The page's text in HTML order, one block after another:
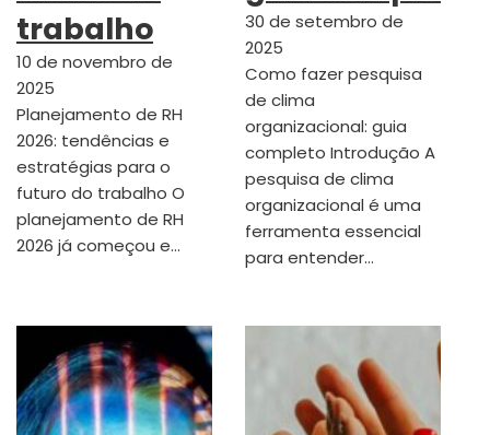
trabalho
10 de novembro de
2025
Planejamento de RH
2026: tendências e
estratégias para o
futuro do trabalho O
planejamento de RH
2026 já começou e…
30 de setembro de
2025
Como fazer pesquisa
de clima
organizacional: guia
completo Introdução A
pesquisa de clima
organizacional é uma
ferramenta essencial
para entender…